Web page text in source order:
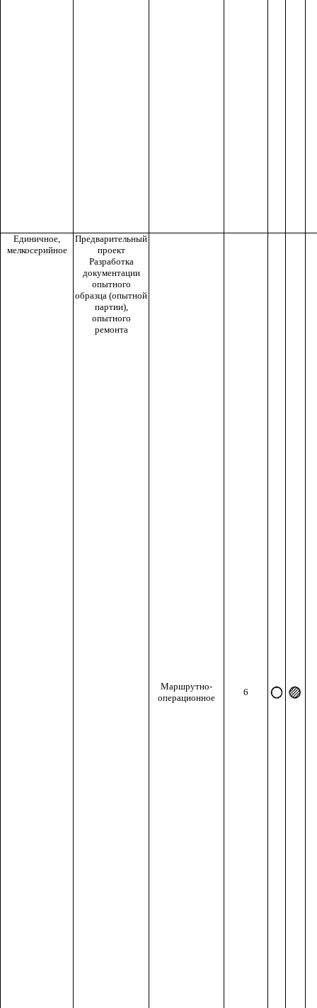
Единичное,
мелкосерийное
Предварительный
проект
Разработка
документации
опытного
образца (опытной
партии),
опытного
ремонта
Маршрутно-
операционное
6